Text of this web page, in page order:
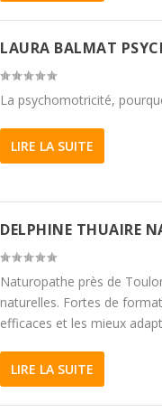
LAURA BALMAT
La psychomotricité,
LIRE LA SUITE
DELPHINE THUAIRE
Naturopathe près de
naturelles. Fortes de
efficaces et les mieux
LIRE LA SUITE